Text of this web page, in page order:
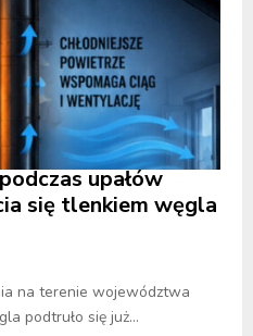
upałów
się tlenkiem węgla
na terenie województwa
podtruło się już...